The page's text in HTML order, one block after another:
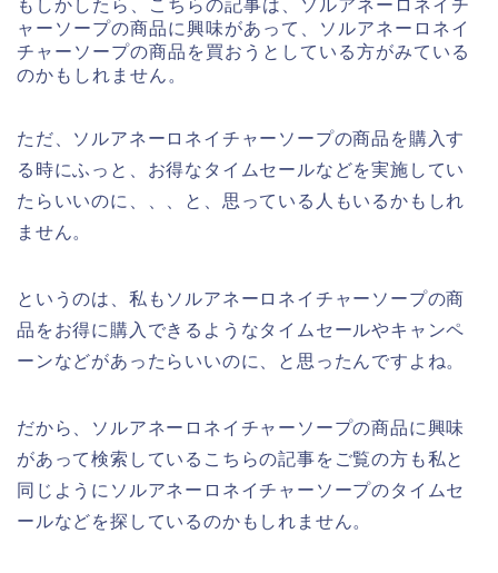
もしかしたら、こちらの記事は、ソルアネーロネイチ
ャーソープの商品に興味があって、ソルアネーロネイ
チャーソープの商品を買おうとしている方がみている
のかもしれません。
ただ、ソルアネーロネイチャーソープの商品を購入す
る時にふっと、お得なタイムセールなどを実施してい
たらいいのに、、、と、思っている人もいるかもしれ
ません。
というのは、私もソルアネーロネイチャーソープの商
品をお得に購入できるようなタイムセールやキャンペ
ーンなどがあったらいいのに、と思ったんですよね。
だから、ソルアネーロネイチャーソープの商品に興味
があって検索しているこちらの記事をご覧の方も私と
同じようにソルアネーロネイチャーソープのタイムセ
ールなどを探しているのかもしれません。